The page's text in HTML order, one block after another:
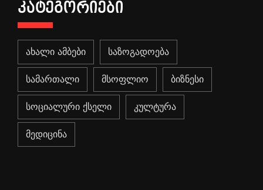
ᲙᲐᲢᲔᲒᲝᲠᲘᲔᲑᲘ
ახალი ამბები საზოგადოება
სამართალი მსოფლიო ბიზნესი
სოციალური ქსელი კულტურა
მედიცინა